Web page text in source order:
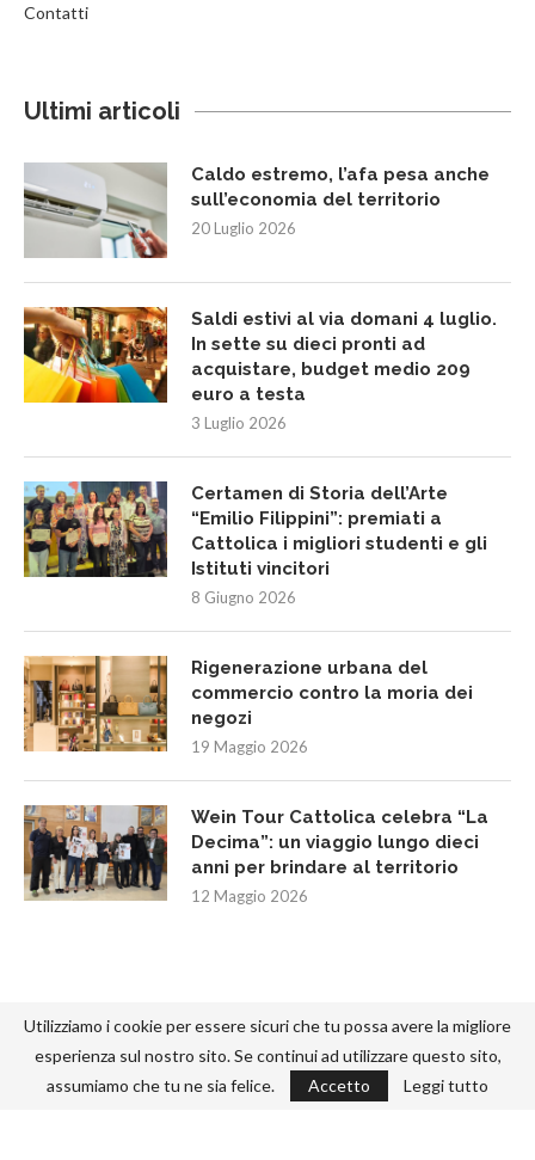
Contatti
Ultimi articoli
Caldo estremo, l’afa pesa anche
sull’economia del territorio
20 Luglio 2026
Saldi estivi al via domani 4 luglio.
In sette su dieci pronti ad
acquistare, budget medio 209
euro a testa
3 Luglio 2026
Certamen di Storia dell’Arte
“Emilio Filippini”: premiati a
Cattolica i migliori studenti e gli
Istituti vincitori
8 Giugno 2026
Rigenerazione urbana del
commercio contro la moria dei
negozi
19 Maggio 2026
Wein Tour Cattolica celebra “La
Decima”: un viaggio lungo dieci
anni per brindare al territorio
12 Maggio 2026
Utilizziamo i cookie per essere sicuri che tu possa avere la migliore
esperienza sul nostro sito. Se continui ad utilizzare questo sito,
assumiamo che tu ne sia felice.
Accetto Leggi tutto